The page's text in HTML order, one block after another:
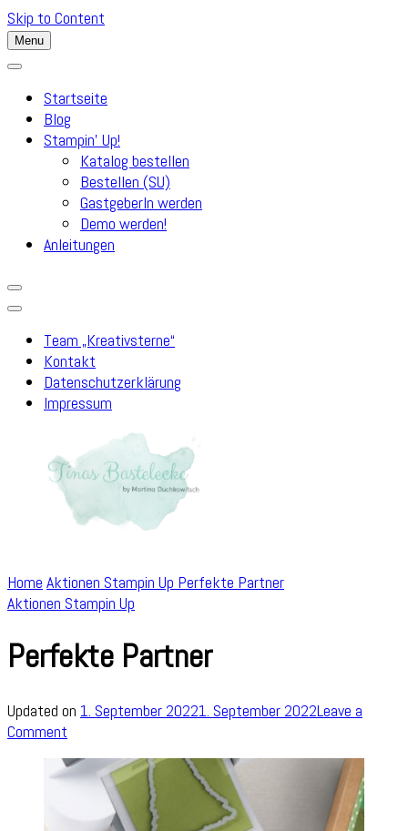
Skip to Content
Menu
Startseite
Blog
Stampin’ Up!
Katalog bestellen
Bestellen (SU)
GastgeberIn werden
Demo werden!
Anleitungen
Team „Kreativsterne“
Kontakt
Datenschutzerklärung
Impressum
Home Aktionen Stampin Up Perfekte Partner
Aktionen Stampin Up
Perfekte Partner
Updated on 1. September 20221. September 2022Leave a
Comment
Partner